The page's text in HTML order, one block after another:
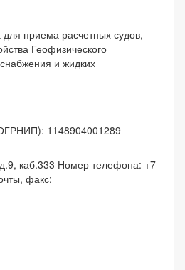
для приема расчетных судов,
Геофизического
и жидких
1148904001289
каб.333 Номер телефона: +7
факс: